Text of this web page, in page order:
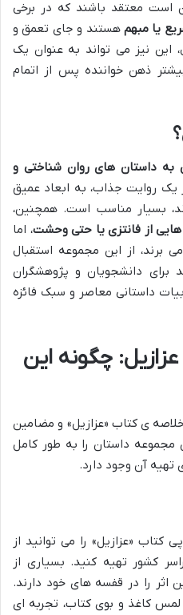
است معتقد باشند که در برخی
یا مبهم هستند و جای تعمق و
این نیز می تواند به عنوان یک
ذهن خواننده پس از اتمام
به داستان های روان شناختی و
یک روایت جذاب، به ابعاد عمیق
بسیار مناسب است. همچنین،
هایی از فانتزی یا حتی وحشت، اما
برند، از این مجموعه استقبال
برای دانشجویان و پژوهشگران
داستانی معاصر و سبک فائزه
چگونه این
ی کتاب «عزازیل» و مضامین
مجموعه داستان را به طور کامل
تهیه آن وجود دارد.
کتاب «عزازیل» را می توانید از
کشور تهیه کنید. بسیاری از
اثر را در قفسه های خود دارند.
کاغذ و بوی کتاب، تجربه ای